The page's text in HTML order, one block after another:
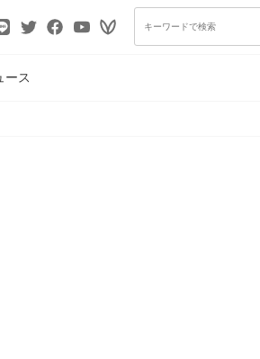
ース